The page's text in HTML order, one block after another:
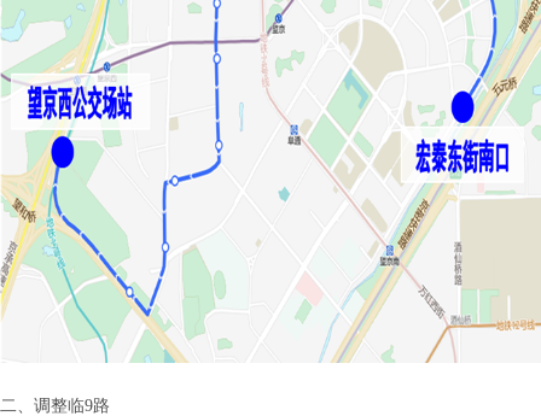
二、调整临9路